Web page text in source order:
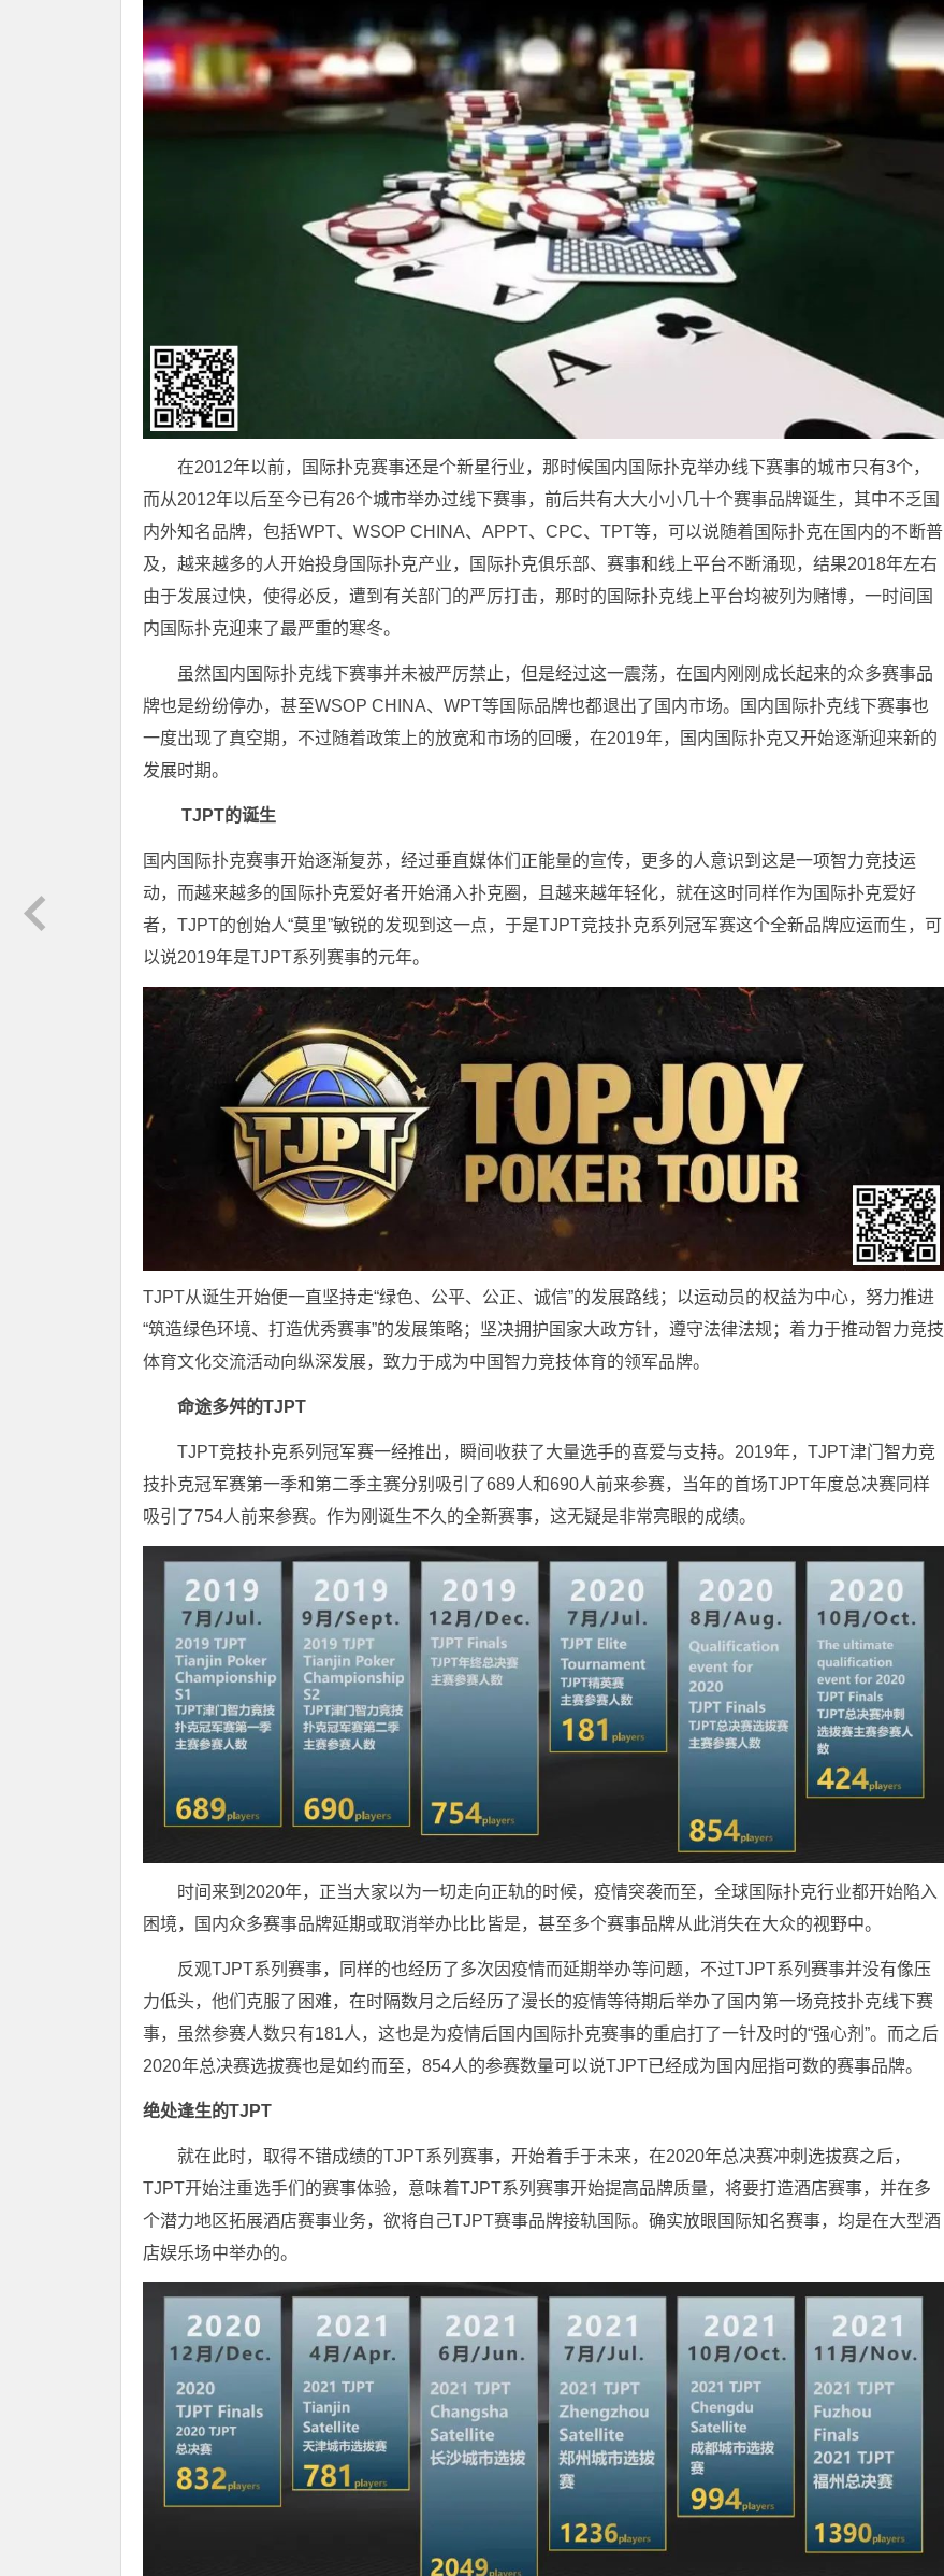
在2012年以前，国际扑克赛事还是个新星行业，那时候国内国际扑克举办线下赛事的城市只有3个，
而从2012年以后至今已有26个城市举办过线下赛事，前后共有大大小小几十个赛事品牌诞生，其中不乏国
内外知名品牌，包括WPT、WSOP CHINA、APPT、CPC、TPT等，可以说随着国际扑克在国内的不断普
及，越来越多的人开始投身国际扑克产业，国际扑克俱乐部、赛事和线上平台不断涌现，结果2018年左右
由于发展过快，使得必反，遭到有关部门的严厉打击，那时的国际扑克线上平台均被列为赌博，一时间国
内国际扑克迎来了最严重的寒冬。
虽然国内国际扑克线下赛事并未被严厉禁止，但是经过这一震荡，在国内刚刚成长起来的众多赛事品
牌也是纷纷停办，甚至WSOP CHINA、WPT等国际品牌也都退出了国内市场。国内国际扑克线下赛事也
一度出现了真空期，不过随着政策上的放宽和市场的回暖，在2019年，国内国际扑克又开始逐渐迎来新的
发展时期。
TJPT的诞生
国内国际扑克赛事开始逐渐复苏，经过垂直媒体们正能量的宣传，更多的人意识到这是一项智力竞技运
动，而越来越多的国际扑克爱好者开始涌入扑克圈，且越来越年轻化，就在这时同样作为国际扑克爱好
者，TJPT的创始人“莫里”敏锐的发现到这一点，于是TJPT竞技扑克系列冠军赛这个全新品牌应运而生，可
以说2019年是TJPT系列赛事的元年。
TJPT从诞生开始便一直坚持走“绿色、公平、公正、诚信”的发展路线；以运动员的权益为中心，努力推进
“筑造绿色环境、打造优秀赛事”的发展策略；坚决拥护国家大政方针，遵守法律法规；着力于推动智力竞技
体育文化交流活动向纵深发展，致力于成为中国智力竞技体育的领军品牌。
命途多舛的TJPT
TJPT竞技扑克系列冠军赛一经推出，瞬间收获了大量选手的喜爱与支持。2019年，TJPT津门智力竞
技扑克冠军赛第一季和第二季主赛分别吸引了689人和690人前来参赛，当年的首场TJPT年度总决赛同样
吸引了754人前来参赛。作为刚诞生不久的全新赛事，这无疑是非常亮眼的成绩。
时间来到2020年，正当大家以为一切走向正轨的时候，疫情突袭而至，全球国际扑克行业都开始陷入
困境，国内众多赛事品牌延期或取消举办比比皆是，甚至多个赛事品牌从此消失在大众的视野中。
反观TJPT系列赛事，同样的也经历了多次因疫情而延期举办等问题，不过TJPT系列赛事并没有像压
力低头，他们克服了困难，在时隔数月之后经历了漫长的疫情等待期后举办了国内第一场竞技扑克线下赛
事，虽然参赛人数只有181人，这也是为疫情后国内国际扑克赛事的重启打了一针及时的“强心剂”。而之后
2020年总决赛选拔赛也是如约而至，854人的参赛数量可以说TJPT已经成为国内屈指可数的赛事品牌。
绝处逢生的TJPT
就在此时，取得不错成绩的TJPT系列赛事，开始着手于未来，在2020年总决赛冲刺选拔赛之后，
TJPT开始注重选手们的赛事体验，意味着TJPT系列赛事开始提高品牌质量，将要打造酒店赛事，并在多
个潜力地区拓展酒店赛事业务，欲将自己TJPT赛事品牌接轨国际。确实放眼国际知名赛事，均是在大型酒
店娱乐场中举办的。